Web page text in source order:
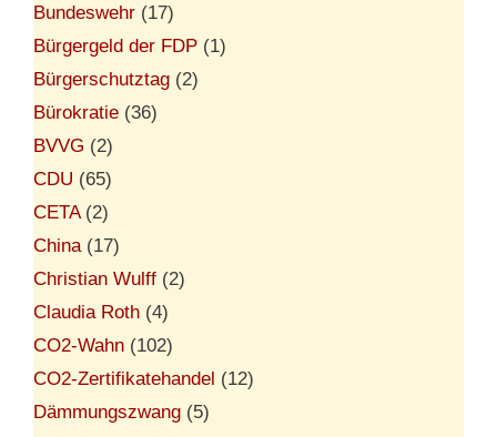
Bundeswehr (17)
Bürgergeld der FDP (1)
Bürgerschutztag (2)
Bürokratie (36)
BVVG (2)
CDU (65)
CETA(2)
China(17)
Christian Wulff (2)
Claudia Roth (4)
CO2-Wahn (102)
CO2-Zertifikatehandel (12)
Dämmungszwang (5)